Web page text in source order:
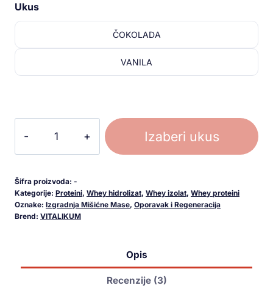
Ukus
ČOKOLADA
VANILA
Izaberi ukus
Šifra proizvoda: -
Kategorije: Proteini, Whey hidrolizat, Whey izolat, Whey proteini
Oznake: Izgradnja Mišićne Mase, Oporavak i Regeneracija
Brend: VITALIKUM
Opis
Recenzije (3)